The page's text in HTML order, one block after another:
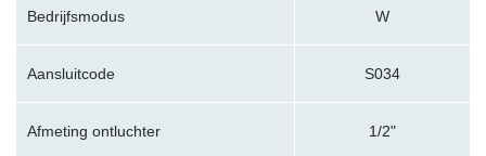
Bedrijfsmodus W
Aansluitcode S034
Afmeting ontluchter 1/2"